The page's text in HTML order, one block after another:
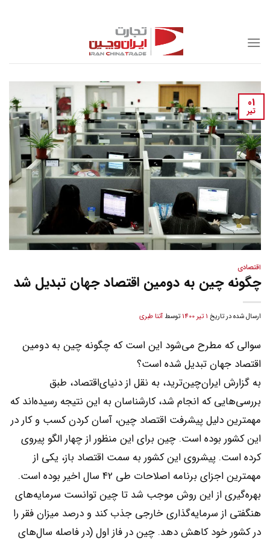
content
01
تیر
اقتصادی
چگونه چین به دومین اقتصاد جهان تبدیل شد
ارسال شده در تاریخ 1 تیر 1400 توسط آتنا طبری
سوالی که مطرح می‌شود این است که چگونه چین به دومین
اقتصاد جهان تبدیل شده است؟
به گزارش ایران‌چین‌ترید، به نقل از دنیای‌اقتصاد، طبق
بررسی‌هایی که انجام شد، کارشناسان به این نتیجه رسیده‌اند که
مهمترین دلیل پیشرفت اقتصاد چین، آسان کردن کسب و کار در
این کشور بوده است. چین برای این منظور از چهار الگو پیروی
کرده است. پیشروی این کشور به سمت اقتصاد باز، یکی از
مهمترین اجزای برنامه اصلاحات طی 42 سال اخیر بوده است.
بهره‌گیری از این روش موجب شد تا چین توانست سرمایه‌های
هنگفتی از سرمایه‌گذاری خارجی جذب کند و درصد میزان فقر را
در کشور خود کاهش دهد. چین در فاز اول (در فاصله سال‌های